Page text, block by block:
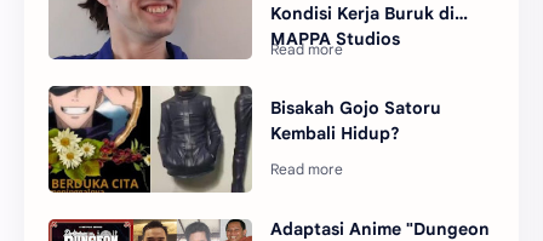
Kondisi Kerja Buruk di
MAPPA Studios
Bisakah Gojo Satoru
Kembali Hidup?
Adaptasi Anime "Dungeon